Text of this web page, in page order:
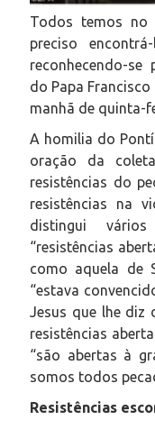
Todos temos no
preciso
reconhecendo-
do Papa
manhã de quinta-
A homilia do
oração da
resistências do
resistências na
distingui
“resistências
como aquela de
“estava
Jesus que lhe diz
resistências
“são abertas à
somos todos
Resistências